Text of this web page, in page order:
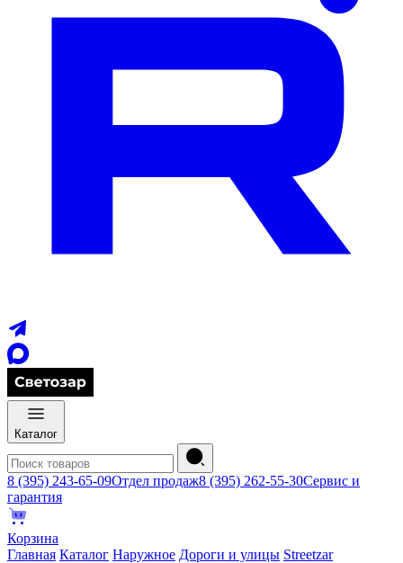
Каталог
8 (395) 243-65-09Отдел продаж8 (395) 262-55-30Сервис и
гарантия
Корзина
Главная Каталог Наружное Дороги и улицы Streetzar